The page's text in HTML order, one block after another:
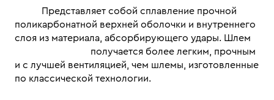
Представляет собой сплавление прочной
поликарбонатной верхней оболочки и внутреннего
слоя из материала, абсорбирующего удары. Шлем
получается более легким, прочным
и с лучшей вентиляцией, чем шлемы, изготовленные
по классической технологии.